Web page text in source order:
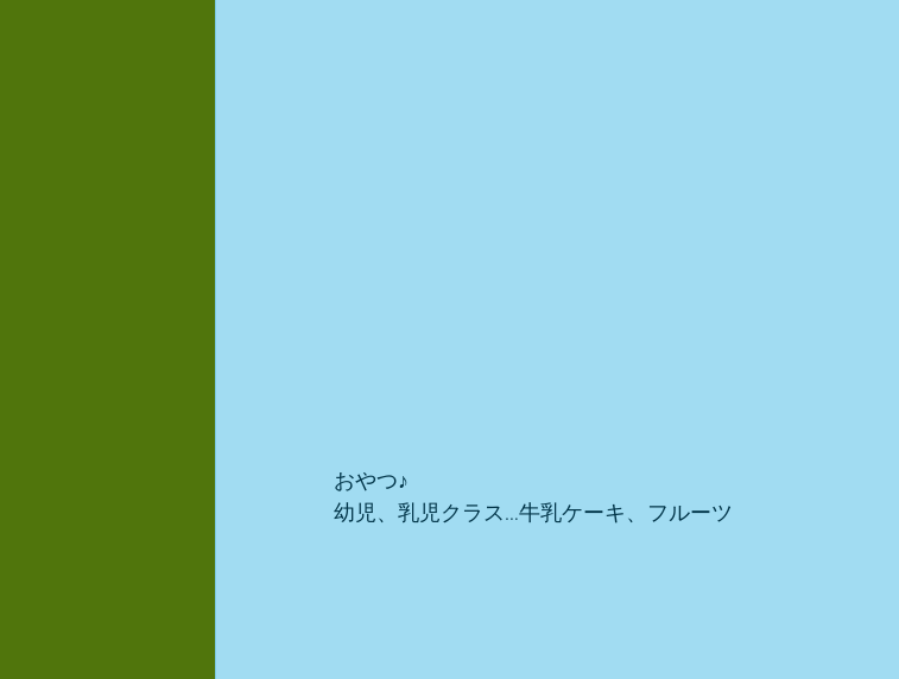
おやつ♪
幼児、乳児クラス…牛乳ケーキ、フルーツ